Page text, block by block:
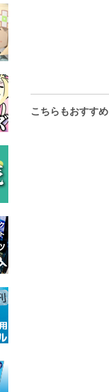
こちらもおすすめ
児アクリルスタンド